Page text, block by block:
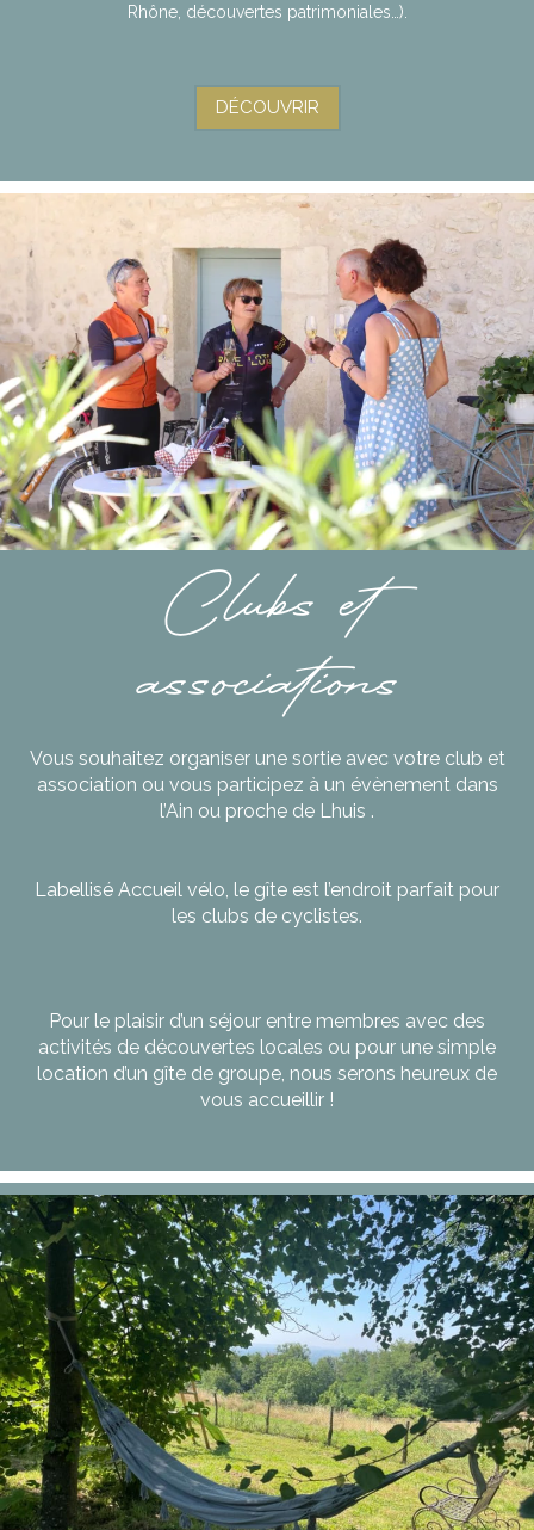
Rhône, découvertes patrimoniales…).
DÉCOUVRIR
Clubs et
associations
Vous souhaitez organiser une sortie avec votre club et
association ou vous participez à un évènement dans
l’Ain ou proche de Lhuis .
Labellisé Accueil vélo, le gîte est l’endroit parfait pour
les clubs de cyclistes.
Pour le plaisir d’un séjour entre membres avec des
activités de découvertes locales ou pour une simple
location d’un gîte de groupe, nous serons heureux de
vous accueillir !